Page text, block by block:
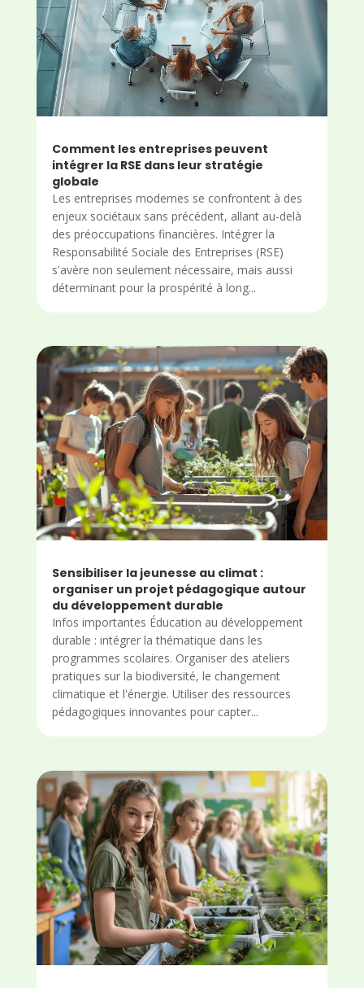
Comment les entreprises peuvent
intégrer la RSE dans leur stratégie
globale
Les entreprises modernes se confrontent à des
enjeux sociétaux sans précédent, allant au-delà
des préoccupations financières. Intégrer la
Responsabilité Sociale des Entreprises (RSE)
s'avère non seulement nécessaire, mais aussi
déterminant pour la prospérité à long...
Sensibiliser la jeunesse au climat :
organiser un projet pédagogique autour
du développement durable
Infos importantes Éducation au développement
durable : intégrer la thématique dans les
programmes scolaires. Organiser des ateliers
pratiques sur la biodiversité, le changement
climatique et l'énergie. Utiliser des ressources
pédagogiques innovantes pour capter...